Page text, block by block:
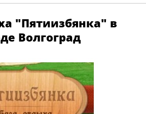
"Пятиизбянка" в
Волгоград